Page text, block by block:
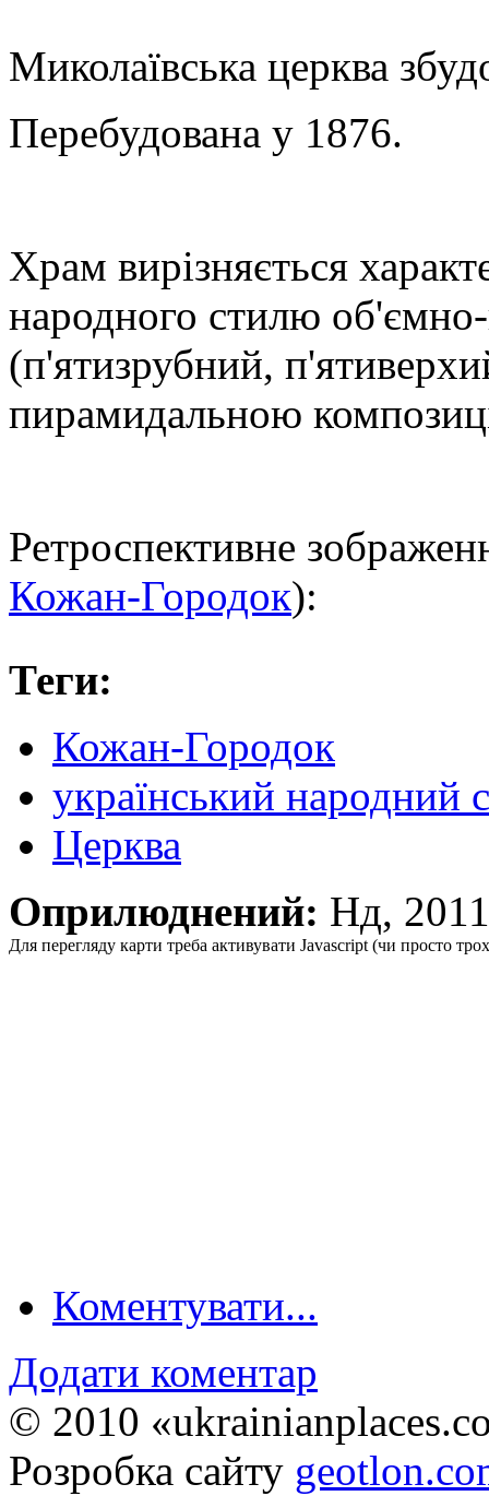
Миколаївська церква
Перебудована у 1876.
Храм вирізняється
народного стилю
(п'ятизрубний,
пирамидальною
Ретроспективне
Кожан-Городок):
Теги:
Кожан-Городок
український народний
Церква
Оприлюднений: Нд,
Для перегляду карти треба активувати Javascript (чи просто
Коментувати...
Додати коментар
© 2010
Розробка сайту